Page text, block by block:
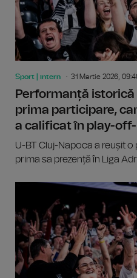
Sport | intern 31 Martie 2026,
Performanță istorică
prima participare,
a calificat în play-
U-BT Cluj-Napoca a reușit
prima sa prezență în Liga